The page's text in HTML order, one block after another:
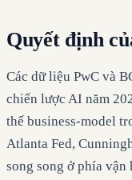
Quyết định
Các dữ liệu PwC và
chiến lược AI năm
thế business-model
Atlanta Fed,
song song ở phía